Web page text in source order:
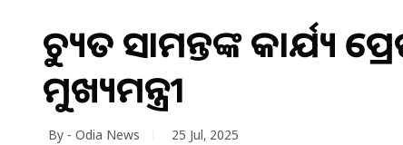
ଅଚ୍ୟୁତ ସାମନ୍ତଙ୍କ କାର୍ଯ୍ୟ
ମୁଖ୍ୟମନ୍ତ୍ରୀ
By - Odia News 25 Jul, 2025